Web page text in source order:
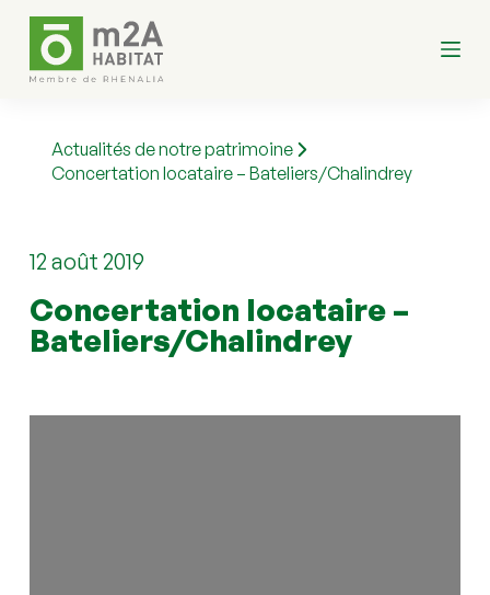
P
Actualités de notre patrimoine
Concertation locataire – Bateliers/Chalindrey
12 août 2019
Concertation locataire –
Bateliers/Chalindrey